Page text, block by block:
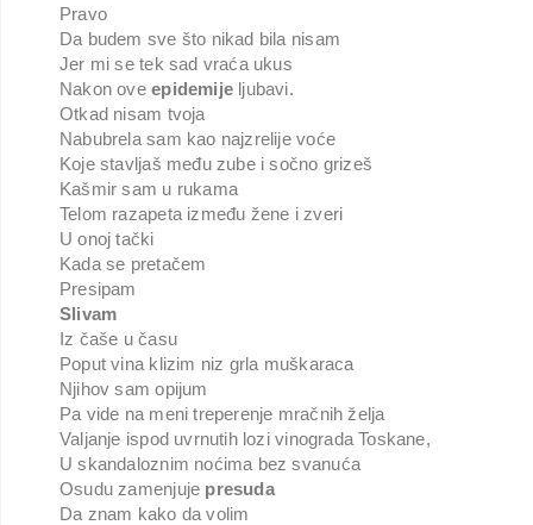
Pravo
Da budem sve što nikad bila nisam
Jer mi se tek sad vraća ukus
Nakon oveepidemije ljubavi.
Otkad nisam tvoja
Nabubrela sam kao najzrelije voće
Koje stavljaš među zube i sočno grizeš
Kašmir sam u rukama
Telom razapeta između žene i zveri
U onoj tački
Kada se pretačem
Presipam
Slivam
Iz čaše u času
Poput vina klizim niz grla muškaraca
Njihov sam opijum
Pa vide na meni treperenje mračnih želja
Valjanje ispod uvrnutih lozi vinograda Toskane,
U skandaloznim noćima bez svanuća
Osudu zamenjuje presuda
Da znam kako da volim